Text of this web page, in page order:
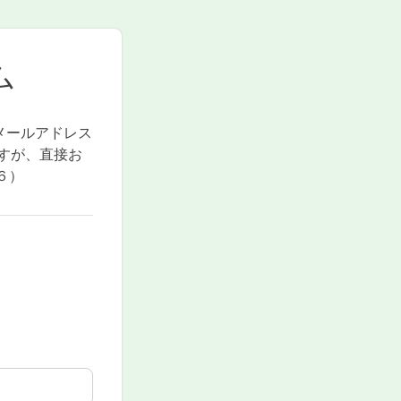
ルアドレス
が、直接お